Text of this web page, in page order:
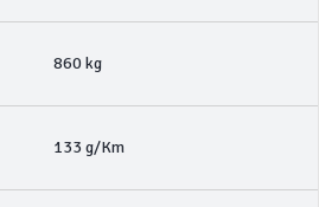
860 kg
133 g/Km